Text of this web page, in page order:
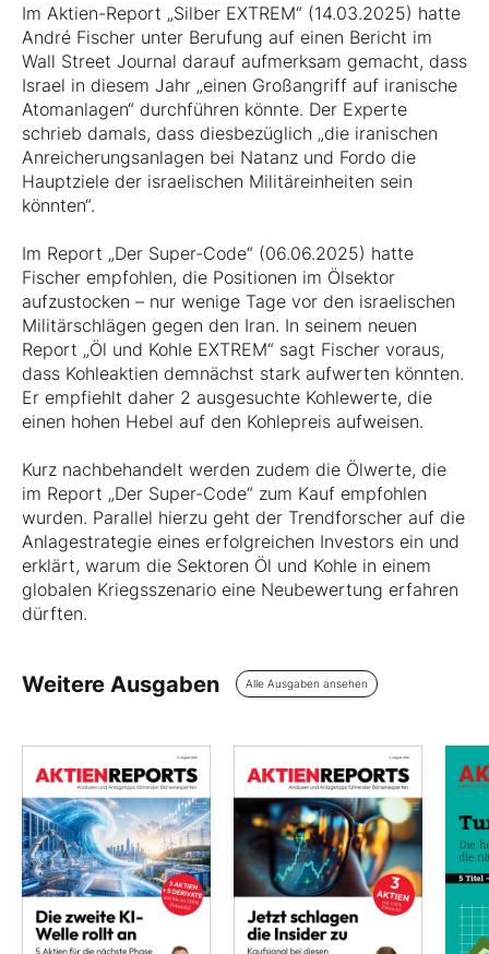
Im Aktien-Report „Silber EXTREM“ (14.03.2025) hatte
André Fischer unter Berufung auf einen Bericht im
Wall Street Journal darauf aufmerksam gemacht, dass
Israel in diesem Jahr „einen Großangriff auf iranische
Atomanlagen“ durchführen könnte. Der Experte
schrieb damals, dass diesbezüglich „die iranischen
Anreicherungsanlagen bei Natanz und Fordo die
Hauptziele der israelischen Militäreinheiten sein
könnten“.
Im Report „Der Super-Code“ (06.06.2025) hatte
Fischer empfohlen, die Positionen im Ölsektor
aufzustocken – nur wenige Tage vor den israelischen
Militärschlägen gegen den Iran. In seinem neuen
Report „Öl und Kohle EXTREM“ sagt Fischer voraus,
dass Kohleaktien demnächst stark aufwerten könnten.
Er empfiehlt daher 2 ausgesuchte Kohlewerte, die
einen hohen Hebel auf den Kohlepreis aufweisen.
Kurz nachbehandelt werden zudem die Ölwerte, die
im Report „Der Super-Code“ zum Kauf empfohlen
wurden. Parallel hierzu geht der Trendforscher auf die
Anlagestrategie eines erfolgreichen Investors ein und
erklärt, warum die Sektoren Öl und Kohle in einem
globalen Kriegsszenario eine Neubewertung erfahren
dürften.
Weitere Ausgaben Alle Ausgaben ansehen